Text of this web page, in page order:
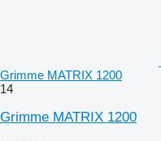
Grimme MATRIX 1200
14
Grimme MATRIX 1200